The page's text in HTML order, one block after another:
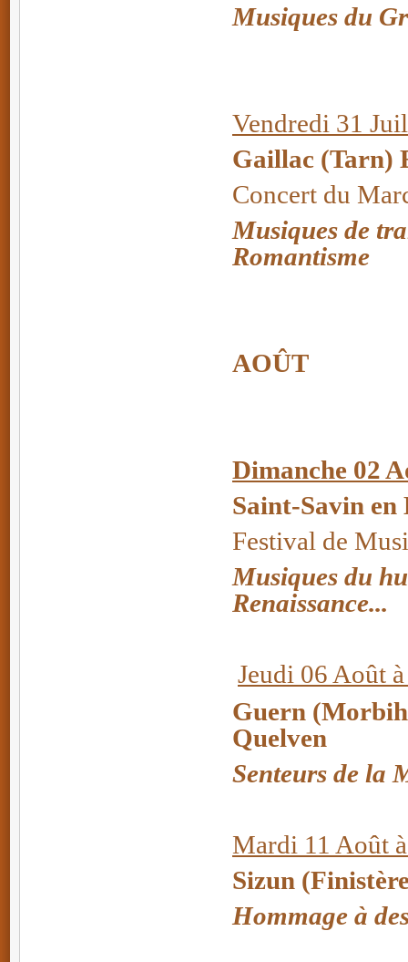
Musiques du
Vendredi 31
Gaillac (Tarn)
Concert du
Musiques de
Romantisme
AOÛT
Dimanche 02
Saint-Savin en
Festival de
Musiques du
Renaissance...
Jeudi 06 Août
Guern
Quelven
Senteurs de la
Mardi 11 Août
Sizun
Hommage à